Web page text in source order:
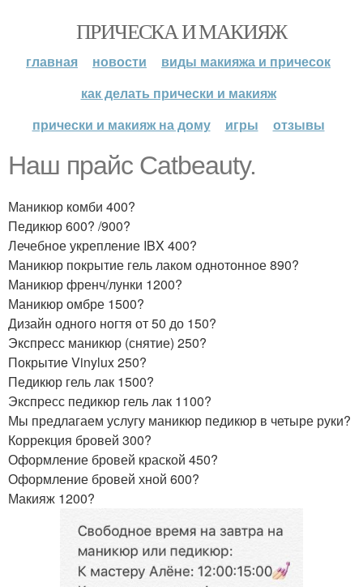
ПРИЧЕСКА И МАКИЯЖ
главная новости
виды макияжа и причесок
как делать прически и макияж
прически и макияж на дому
игры отзывы
Наш прайс Catbeauty.
Маникюр комби 400?
Педикюр 600? /900?
Лечебное укрепление IBX 400?
Маникюр покрытие гель лаком однотонное 890?
Маникюр френч/лунки 1200?
Маникюр омбре 1500?
Дизайн одного ногтя от 50 до 150?
Экспресс маникюр (снятие) 250?
Покрытиe Vinylux 250?
Педикюр гель лак 1500?
Экспресс педикюр гель лак 1100?
Мы предлагаем услугу маникюр педикюр в четыре руки?
Коррекция бровей 300?
Оформление бровей краской 450?
Оформление бровей хной 600?
Макияж 1200?